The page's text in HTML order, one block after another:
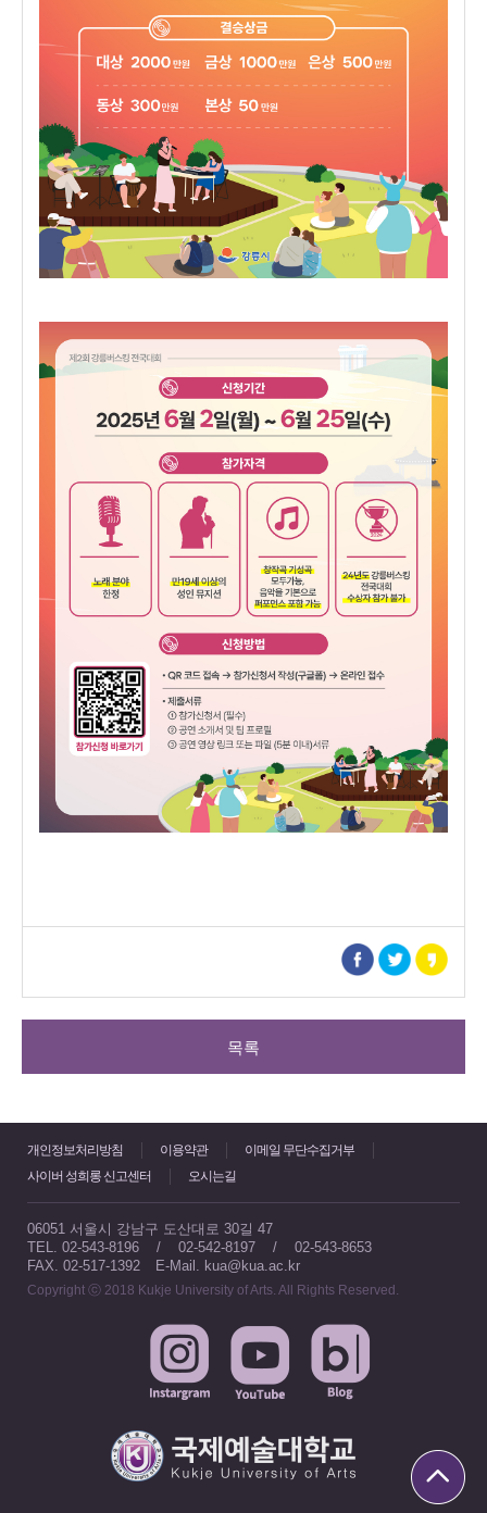
목록
개인정보처리방침 이용약관
이메일 무단수집거부
사이버 성희롱 신고센터
오시는길
06051 서울시 강남구 도산대로 30길 47
TEL. 02-543-8196 / 02-542-8197 / 02-543-8653
FAX. 02-517-1392
E-Mail. kua@kua.ac.kr
Copyright ⓒ 2018 Kukje University of Arts. All Rights Reserved.